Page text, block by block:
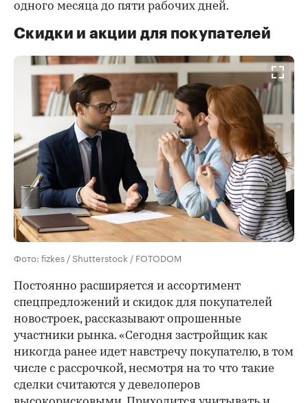
одного месяца до пяти рабочих дней.
Скидки и акции для покупателей
Фото: fizkes / Shutterstock / FOTODOM
Постоянно расширяется и ассортимент
спецпредложений и скидок для покупателей
новостроек, рассказывают опрошенные
участники рынка. «Сегодня застройщик как
никогда ранее идет навстречу покупателю, в том
числе с рассрочкой, несмотря на то что такие
сделки считаются у девелоперов